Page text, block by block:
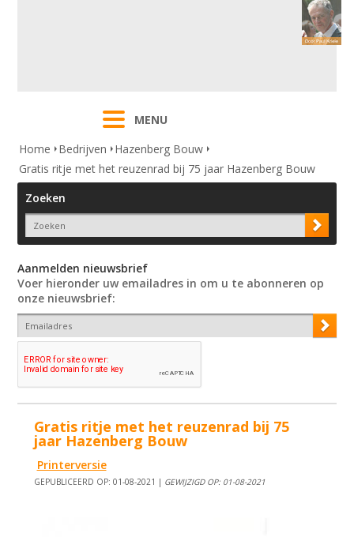
MENU
Home
Bedrijven
Hazenberg Bouw
Gratis ritje met het reuzenrad bij 75 jaar Hazenberg Bouw
Zoeken
Aanmelden nieuwsbrief
Voer hieronder uw emailadres in om u te abonneren op
onze nieuwsbrief:
Gratis ritje met het reuzenrad bij 75
jaar Hazenberg Bouw
Printerversie
GEPUBLICEERD OP: 01-08-2021 | GEWIJZIGD OP: 01-08-2021